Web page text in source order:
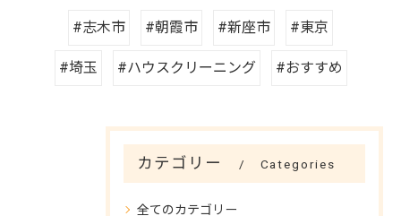
#志木市 #朝霞市 #新座市 #東京
#埼玉 #ハウスクリーニング #おすすめ
カテゴリー Categories
全てのカテゴリー